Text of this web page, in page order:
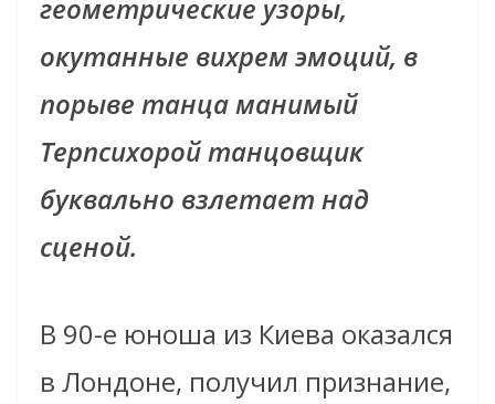
геометрические узоры,
окутанные вихрем эмоций, в
порыве танца манимый
Терпсихорой танцовщик
буквально взлетает над
сценой.
В 90-е юноша из Киева оказался
в Лондоне, получил признание,